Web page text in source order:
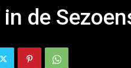
de